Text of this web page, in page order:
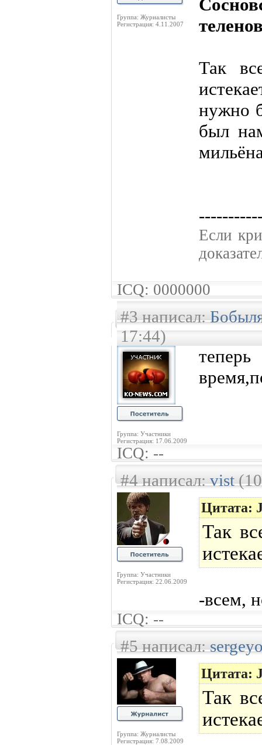
Группа: Журналисты
Регистрация: 4.11.2007
Так
нужно
был
Если
ICQ: 0000000
#3 написал:
17:44)
Группа: Участники
Регистрация: 17.06.2009
ICQ: --
#4 написал:vist(10
Группа: Участники
Регистрация: 22.06.2009
Цитата:
Так
-всем,
ICQ: --
#5 написал:
Группа: Журналисты
Регистрация: 7.08.2009
Цитата:
Так